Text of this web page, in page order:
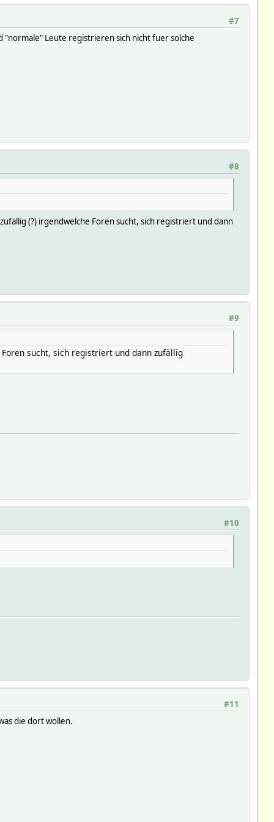
#7
"normale" Leute registrieren sich nicht fuer solche
#8
(?) irgendwelche Foren sucht, sich registriert und dann
#9
sucht, sich registriert und dann zufällig
#10
#11
die dort wollen.